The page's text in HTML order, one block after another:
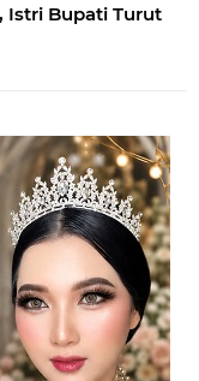
Istri Bupati Turut